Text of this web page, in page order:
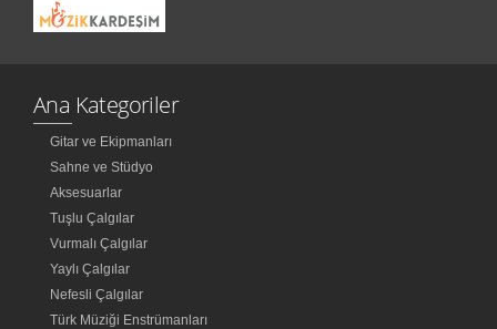
Ana Kategoriler
Gitar ve Ekipmanları
Sahne ve Stüdyo
Aksesuarlar
Tuşlu Çalgılar
Vurmalı Çalgılar
Yaylı Çalgılar
Nefesli Çalgılar
Türk Müziği Enstrümanları